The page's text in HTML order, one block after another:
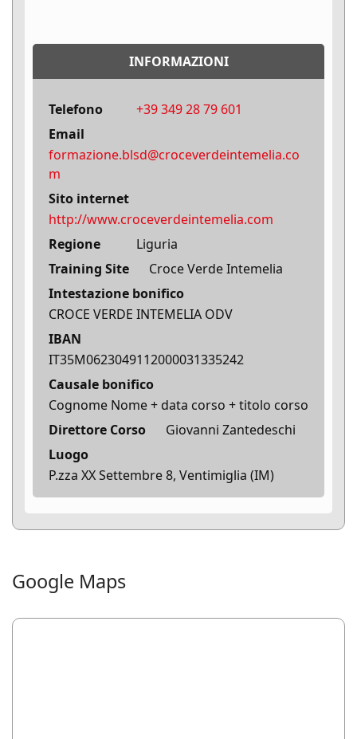
INFORMAZIONI
Telefono
+39 349 28 79 601
Email
formazione.blsd@croceverdeintemelia.co
m
Sito internet
http://www.croceverdeintemelia.com
Regione
Liguria
Training Site
Croce Verde Intemelia
Intestazione bonifico
CROCE VERDE INTEMELIA ODV
IBAN
IT35M0623049112000031335242
Causale bonifico
Cognome Nome + data corso + titolo corso
Direttore Corso
Giovanni Zantedeschi
Luogo
P.zza XX Settembre 8, Ventimiglia (IM)
Google Maps